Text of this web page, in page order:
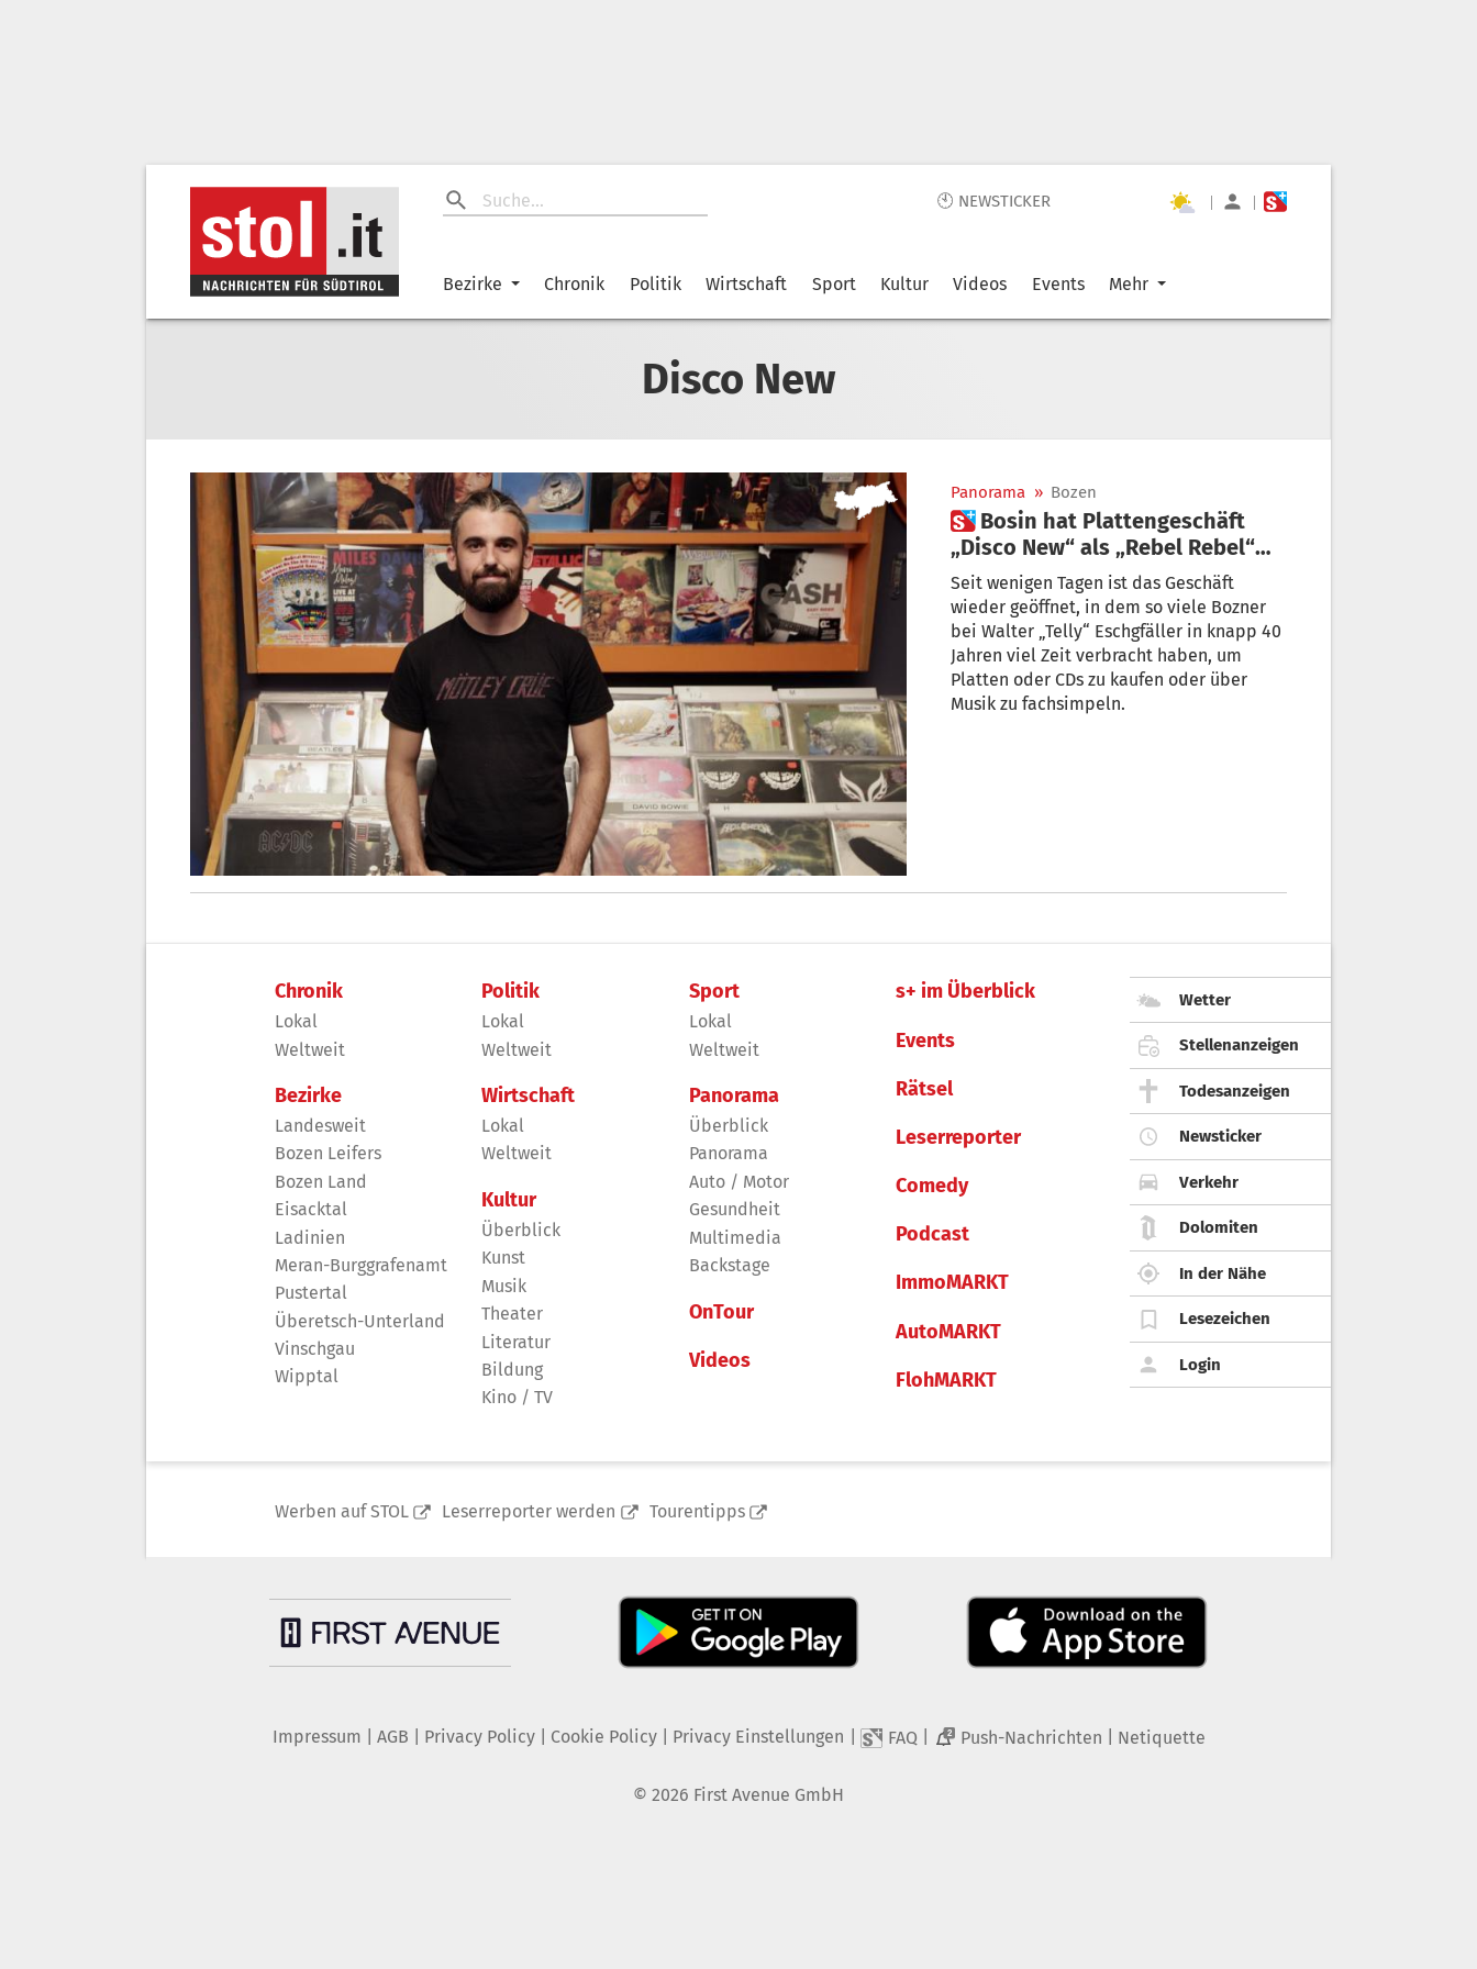
🕙 NEWSTICKER | |
Bezirke Chronik Politik Wirtschaft Sport Kultur Videos Events Mehr
Disco New
Panorama » Bozen
 Bosin hat Plattengeschäft
„Disco New“ als „Rebel Rebel“
wiedereröffnet
Seit wenigen Tagen ist das Geschäft
wieder geöffnet, in dem so viele Bozner
bei Walter „Telly“ Eschgfäller in knapp 40
Jahren viel Zeit verbracht haben, um
Platten oder CDs zu kaufen oder über
Musik zu fachsimpeln.
Chronik
Lokal
Weltweit
Bezirke
Landesweit
Bozen Leifers
Bozen Land
Eisacktal
Ladinien
Meran-Burggrafenamt
Pustertal
Überetsch-Unterland
Vinschgau
Wipptal
Politik
Lokal
Weltweit
Wirtschaft
Lokal
Weltweit
Kultur
Überblick
Kunst
Musik
Theater
Literatur
Bildung
Kino / TV
Sport
Lokal
Weltweit
Panorama
Überblick
Panorama
Auto / Motor
Gesundheit
Multimedia
Backstage
OnTour
Videos
s+ im Überblick
Events
Rätsel
Leserreporter
Comedy
Podcast
ImmoMARKT
AutoMARKT
FlohMARKT
Wetter
Stellenanzeigen
Todesanzeigen
Newsticker
Verkehr
Dolomiten
In der Nähe
Lesezeichen
Login
Werben auf STOL Leserreporter werden Tourentipps
Impressum AGB Privacy Policy| Cookie Policy| Privacy Einstellungen FAQ 2 Push-Nachrichten Netiquette
© 2026 First Avenue GmbH